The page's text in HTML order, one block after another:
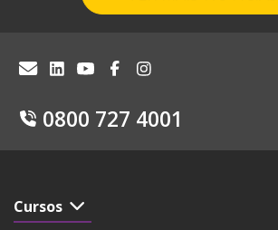
0800 727 4001
Cursos